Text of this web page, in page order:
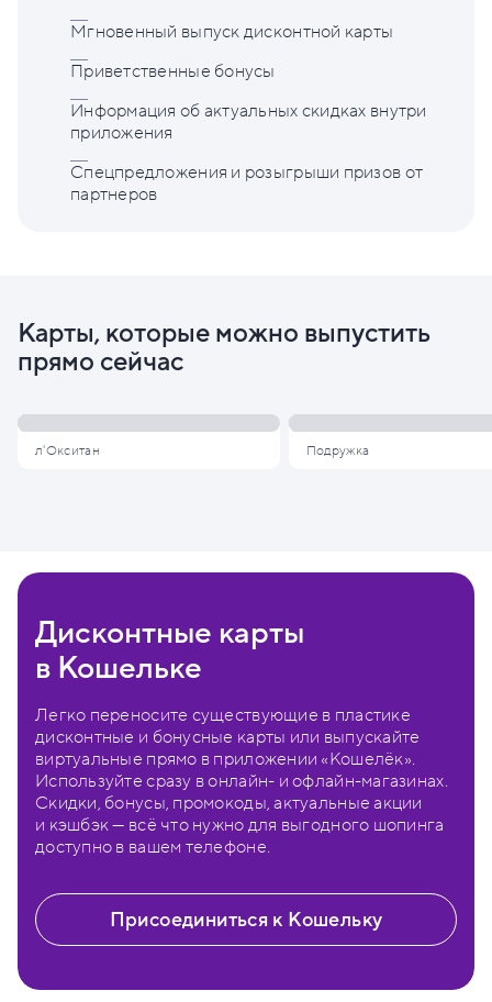
Мгновенный выпуск дисконтной карты
Приветственные бонусы
Информация об актуальных скидках внутри
приложения
Спецпредложения и розыгрыши призов от
партнеров
Карты, которые можно выпустить
прямо сейчас
л'Окситан Подружка
Дисконтные карты
в Кошельке
Легко переносите существующие в пластике
дисконтные и бонусные карты или выпускайте
виртуальные прямо в приложении «Кошелёк».
Используйте сразу в онлайн- и офлайн-магазинах.
Скидки, бонусы, промокоды, актуальные акции
и кэшбэк — всё что нужно для выгодного шопинга
доступно в вашем телефоне.
Присоединиться к Кошельку